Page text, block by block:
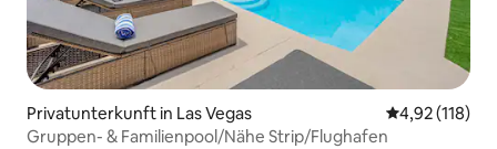
Privatunterkunft in Las Vegas
4,92 (118)
Gruppen- & Familienpool/Nähe Strip/Flughafen